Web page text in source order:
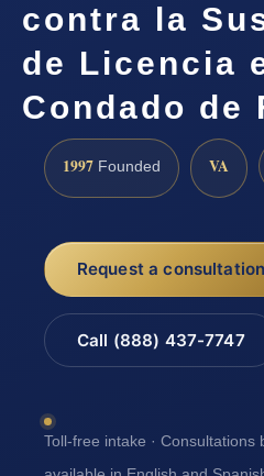
contra la
de Licencia
Condado de
1997 Founded VA
Request a consultation
Call (888) 437-7747
Toll-free intake · Consultations